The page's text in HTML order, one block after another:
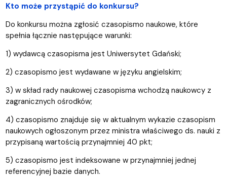
Kto może przystąpić do konkursu?
Do konkursu można zgłosić czasopismo naukowe, które
spełnia łącznie następujące warunki:
1) wydawcą czasopisma jest Uniwersytet Gdański;
2) czasopismo jest wydawane w języku angielskim;
3) w skład rady naukowej czasopisma wchodzą naukowcy z
zagranicznych ośrodków;
4) czasopismo znajduje się w aktualnym wykazie czasopism
naukowych ogłoszonym przez ministra właściwego ds. nauki z
przypisaną wartością przynajmniej 40 pkt;
5) czasopismo jest indeksowane w przynajmniej jednej
referencyjnej bazie danych.